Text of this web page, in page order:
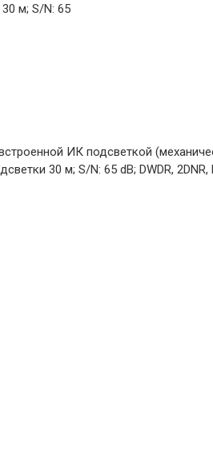
м; S/N: 65
ИК подсветкой
30 м; S/N: 65 dB; DWDR, 2DNR,